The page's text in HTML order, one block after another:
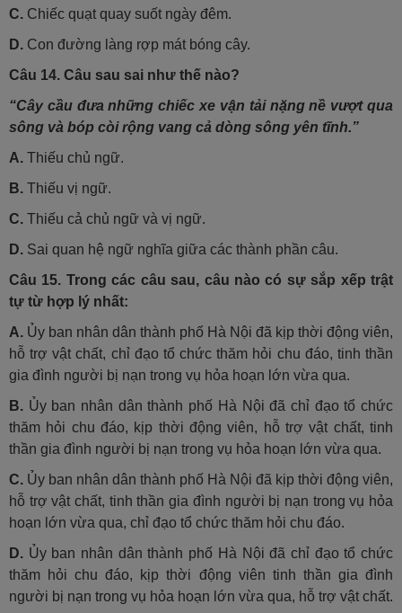
C. Chiếc quạt quay suốt ngày đêm.
D. Con đường làng rợp mát bóng cây.
Câu 14. Câu sau sai như thế nào?
“Cây cầu đưa những chiếc xe vận tải nặng nề vượt qua
sông và bóp còi rộng vang cả dòng sông yên tĩnh.”
A. Thiếu chủ ngữ.
B. Thiếu vị ngữ.
C. Thiếu cả chủ ngữ và vị ngữ.
D. Sai quan hệ ngữ nghĩa giữa các thành phần câu.
Câu 15. Trong các câu sau, câu nào có sự sắp xếp trật
tự từ hợp lý nhất:
A. Ủy ban nhân dân thành phố Hà Nội đã kịp thời động viên,
hỗ trợ vật chất, chỉ đạo tổ chức thăm hỏi chu đáo, tinh thần
gia đình người bị nạn trong vụ hỏa hoạn lớn vừa qua.
B. Ủy ban nhân dân thành phố Hà Nội đã chỉ đạo tổ chức
thăm hỏi chu đáo, kịp thời động viên, hỗ trợ vật chất, tinh
thần gia đình người bị nạn trong vụ hỏa hoạn lớn vừa qua.
C. Ủy ban nhân dân thành phố Hà Nội đã kịp thời động viên,
hỗ trợ vật chất, tinh thần gia đình người bị nạn trong vụ hỏa
hoạn lớn vừa qua, chỉ đạo tổ chức thăm hỏi chu đáo.
D. Ủy ban nhân dân thành phố Hà Nội đã chỉ đạo tổ chức
thăm hỏi chu đáo, kịp thời động viên tinh thần gia đình
người bị nạn trong vụ hỏa hoạn lớn vừa qua, hỗ trợ vật chất.